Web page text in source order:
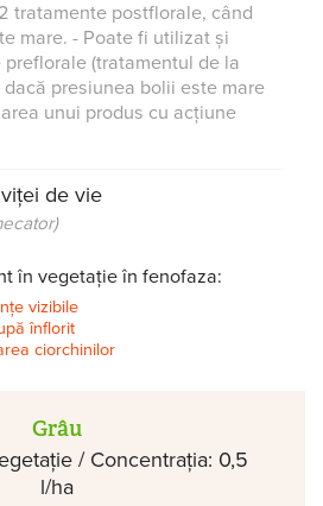
tratamente postflorale, când
mare. - Poate fi utilizat și
(tratamentul de la
presiunea bolii este mare
unui produs cu acțiune
de vie
în vegetație în fenofaza:
vizibile
înflorit
ciorchinilor
Grâu
/ Concentrația: 0,5
l/ha